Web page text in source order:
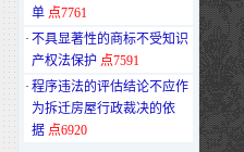
单 点7761
· 不具显著性的商标不受知识
产权法保护 点7591
· 程序违法的评估结论不应作
为拆迁房屋行政裁决的依
据 点6920